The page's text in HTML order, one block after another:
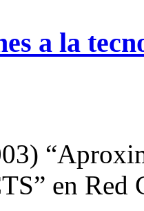
a la
en